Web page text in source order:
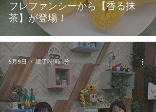
フレファンシーから【香る抹
茶】が登場！
5月9日 読了時間: 1分